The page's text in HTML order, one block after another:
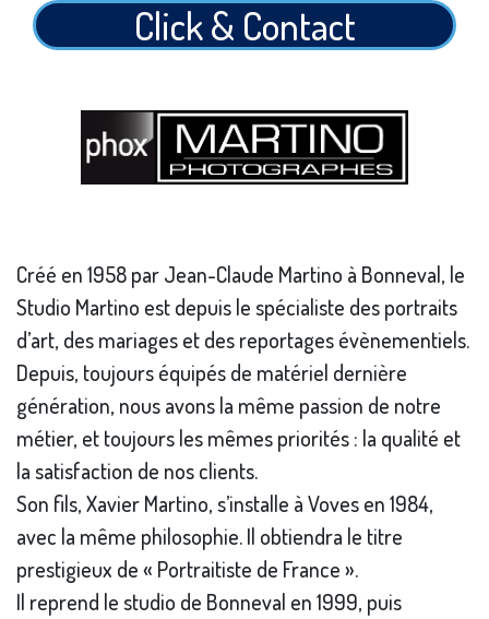
Click & Contact
Créé en 1958 par Jean-Claude Martino à Bonneval, le
Studio Martino est depuis le spécialiste des portraits
d’art, des mariages et des reportages évènementiels.
Depuis, toujours équipés de matériel dernière
génération, nous avons la même passion de notre
métier, et toujours les mêmes priorités : la qualité et
la satisfaction de nos clients.
Son fils, Xavier Martino, s’installe à Voves en 1984,
avec la même philosophie. Il obtiendra le titre
prestigieux de « Portraitiste de France ».
Il reprend le studio de Bonneval en 1999, puis